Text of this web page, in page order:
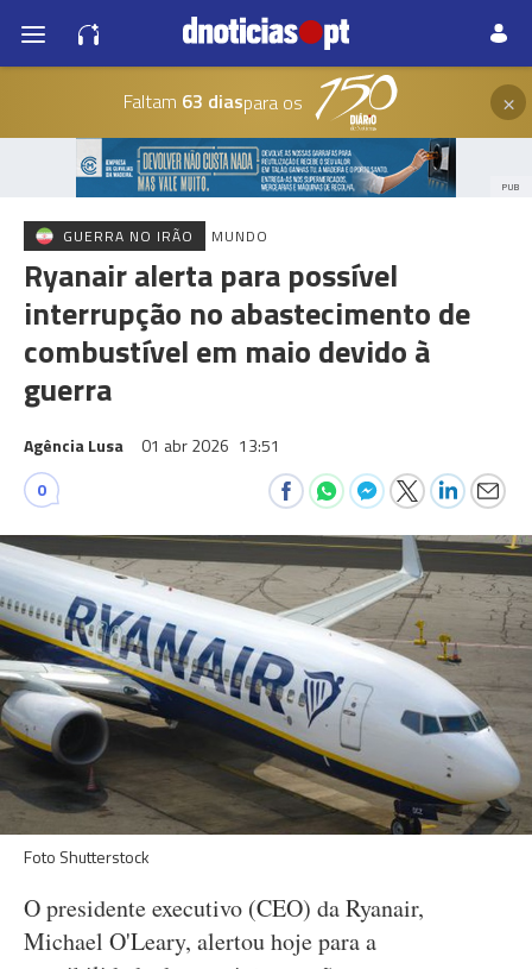
Faltam 63 diaspara os ×
PUB
GUERRA NO IRÃO MUNDO
Ryanair alerta para possível
interrupção no abastecimento de
combustível em maio devido à
guerra
Agência Lusa 01 abr 2026 13:51
0
Foto Shutterstock
O presidente executivo (CEO) da Ryanair,
Michael O'Leary, alertou hoje para a